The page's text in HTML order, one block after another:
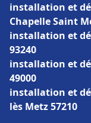
installation et
Chapelle Saint
installation et
93240
installation et
49000
installation et
lès Metz 57210